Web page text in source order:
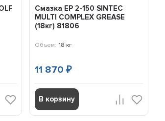
Смазка EP 2-150 SINTEC
MULTI COMPLEX GREASE
(18кг) 81806
Объем: 18 кг
11 870 ₽
В корзину